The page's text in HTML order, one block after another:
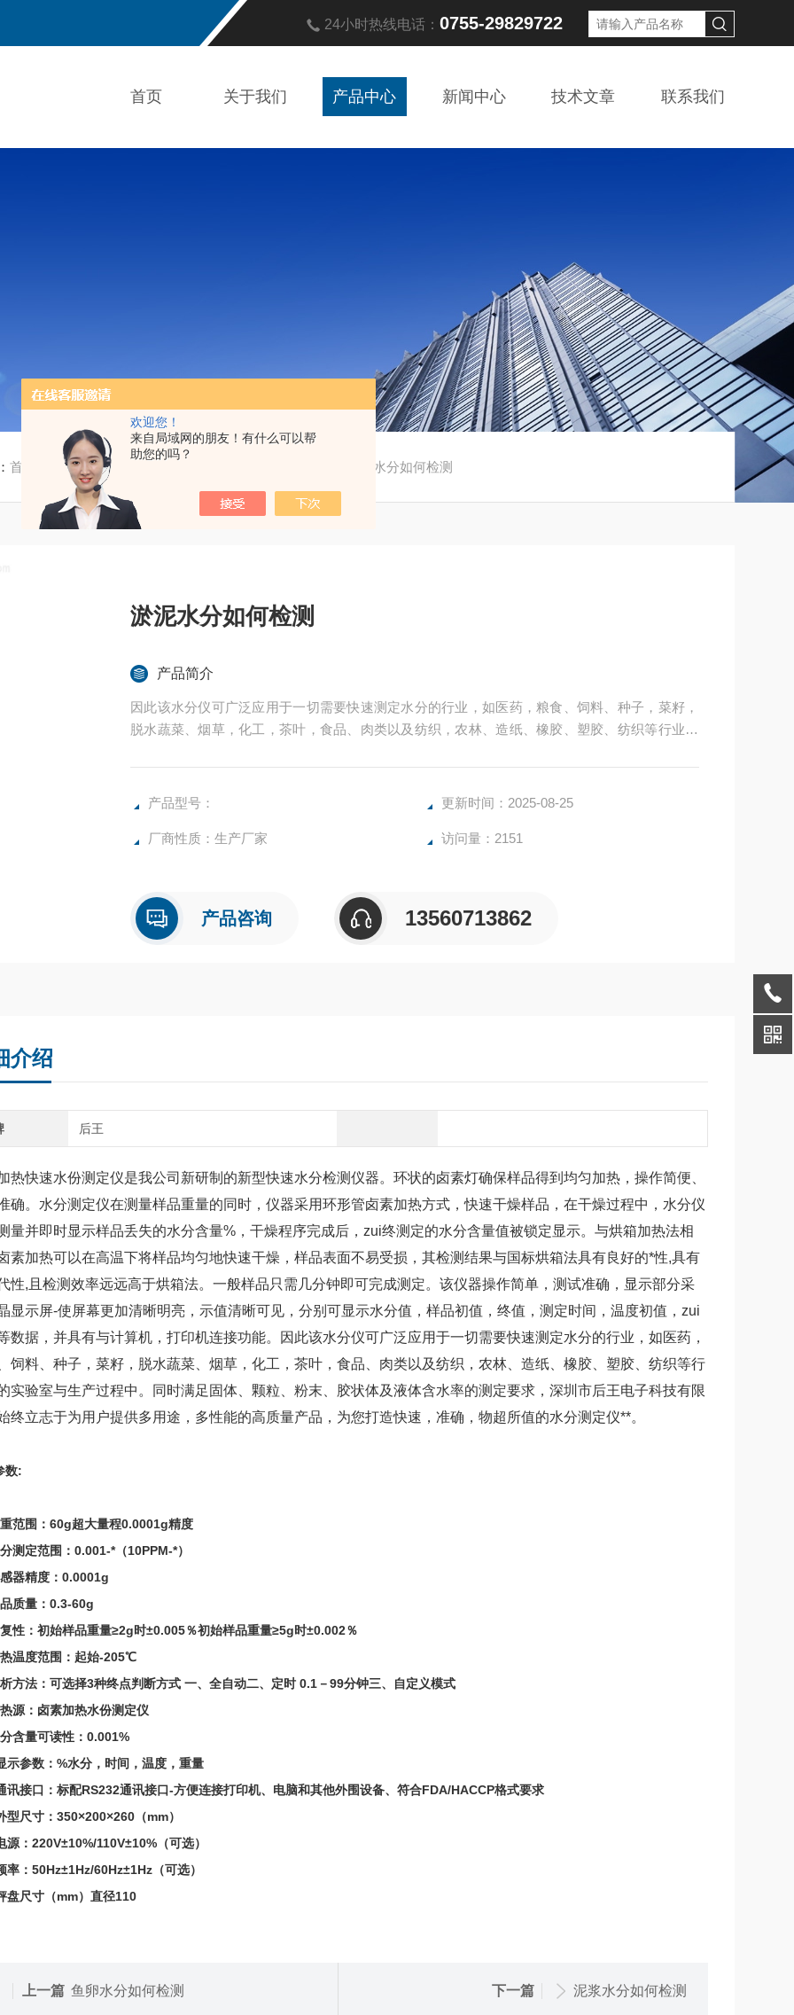
欢迎您！
来自局域网的朋友！有什么可以帮
助您的吗？
24小时热线电话： 0755-29829722
首页 关于我们 产品中心 新闻中心 技术文章 联系我们
首页 产品中心/ / 淤泥水分如何检测
淤泥水分如何检测
产品简介
因此该水分仪可广泛应用于一切需要快速测定水分的行业，如医药，粮食、饲料、种子，菜籽，
脱水蔬菜、烟草，化工，茶叶，食品、肉类以及纺织，农林、造纸、橡胶、塑胶、纺织等行业中
确，物超所值的水分测定仪**。
产品型号： 更新时间：2025-08-25
厂商性质：生产厂家 访问量：2151
产品咨询 13560713862
介绍
后王
热快速水份测定仪是我公司新研制的新型快速水分检测仪器。环状的卤素灯确保样品得到均匀加热，操作简便、
确。水分测定仪在测量样品重量的同时，仪器采用环形管卤素加热方式，快速干燥样品，在干燥过程中，水分仪
量并即时显示样品丢失的水分含量%，干燥程序完成后，zui终测定的水分含量值被锁定显示。与烘箱加热法相
素加热可以在高温下将样品均匀地快速干燥，样品表面不易受损，其检测结果与国标烘箱法具有良好的*性,具有
性,且检测效率远远高于烘箱法。一般样品只需几分钟即可完成测定。该仪器操作简单，测试准确，显示部分采
显示屏-使屏幕更加清晰明亮，示值清晰可见，分别可显示水分值，样品初值，终值，测定时间，温度初值，zui
数据，并具有与计算机，打印机连接功能。因此该水分仪可广泛应用于一切需要快速测定水分的行业，如医药，
饲料、种子，菜籽，脱水蔬菜、烟草，化工，茶叶，食品、肉类以及纺织，农林、造纸、橡胶、塑胶、纺织等行
实验室与生产过程中。同时满足固体、颗粒、粉末、胶状体及液体含水率的测定要求，深圳市后王电子科技有限
终立志于为用户提供多用途，多性能的高质量产品，为您打造快速，准确，物超所值的水分测定仪**。
数:
范围：60g超大量程0.0001g精度
测定范围：0.001-*（10PPM-*）
器精度：0.0001g
质量：0.3-60g
性：初始样品重量≥2g时±0.005％初始样品重量≥5g时±0.002％
温度范围：起始-205℃
方法：可选择3种终点判断方式 一、全自动二、定时 0.1－99分钟三、自定义模式
源：卤素加热水份测定仪
含量可读性：0.001%
示参数：%水分，时间，温度，重量
讯接口：标配RS232通讯接口-方便连接打印机、电脑和其他外围设备、符合FDA/HACCP格式要求
型尺寸：350×200×260（mm）
源：220V±10%/110V±10%（可选）
率：50Hz±1Hz/60Hz±1Hz（可选）
盘尺寸（mm）直径110
上一篇 鱼卵水分如何检测 下一篇 泥浆水分如何检测